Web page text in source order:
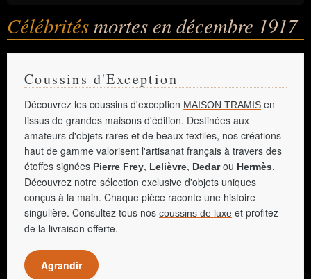
Célébritésmortes en décembre 1917
Coussins d'Exception
Découvrez les coussins d'exception MAISON TRAMIS en
tissus de grandes maisons d'édition. Destinées aux
amateurs d'objets rares et de beaux textiles, nos créations
haut de gamme valorisent l'artisanat français à travers des
étoffes signées Pierre Frey, Lelièvre, Dedarou Hermès.
Découvrez notre sélection exclusive d'objets uniques
conçus à la main. Chaque pièce raconte une histoire
singulière. Consultez tous nos coussins de luxe et profitez
de la livraison offerte.
Agrandir